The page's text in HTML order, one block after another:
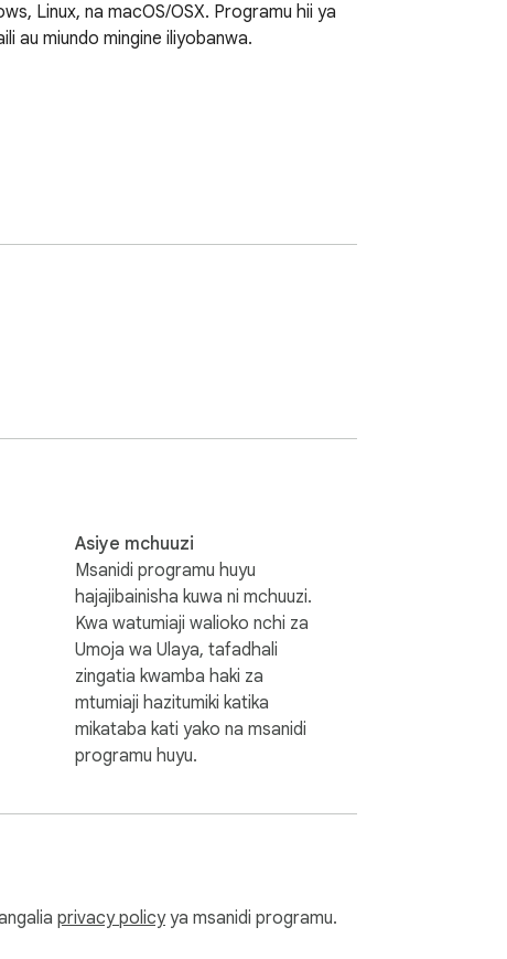
Linux, na macOS/OSX. Programu hii ya
au miundo mingine iliyobanwa.
za .rar kwenye Mac bila programu ya ziada,
na programu maarufu kama
Asiye mchuuzi
Msanidi programu huyu
hajajibainisha kuwa ni mchuuzi.
Kwa watumiaji walioko nchi za
Umoja wa Ulaya, tafadhali
zingatia kwamba haki za
mtumiaji hazitumiki katika
mikataba kati yako na msanidi
programu huyu.
privacy policyya msanidi programu.